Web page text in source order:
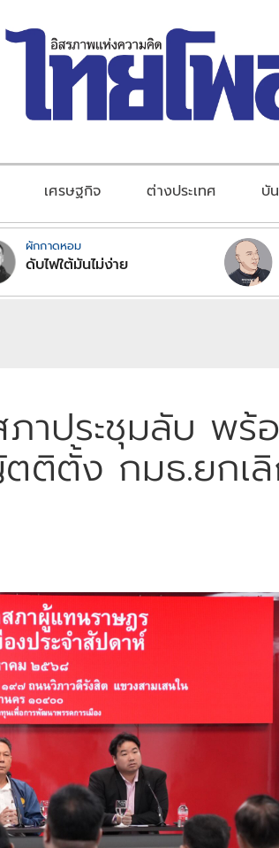
เศรษฐกิจ ต่างประเทศ บั
ผักกาดหอม
ดับไฟใต้มันไม่ง่าย
าประชุมลับ พร้
ติตั้ง กมธ.ยกเ